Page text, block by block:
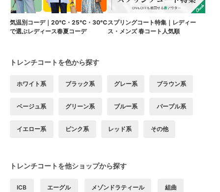
気温別コーデ｜20℃・25℃・30℃
で選ぶレディース春夏コーデ
スプリングコート特集｜レディー
ス・メンズ 春コート人気順
トレンチコートを色から探す
ホワイト系 ブラック系 グレー系 ブラウン系
ベージュ系 グリーン系 ブルー系 パープル系
イエロー系 ピンク系 レッド系 その他
トレンチコートを他ショップから探す
ICB エーグル メゾンドラティール 組曲